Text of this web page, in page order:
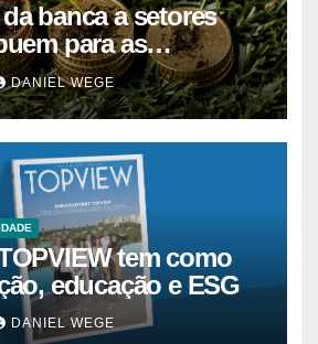
banca a setores
para as
mantém-se
DANIEL WEGE
tem como
educação e ESG
DANIEL WEGE